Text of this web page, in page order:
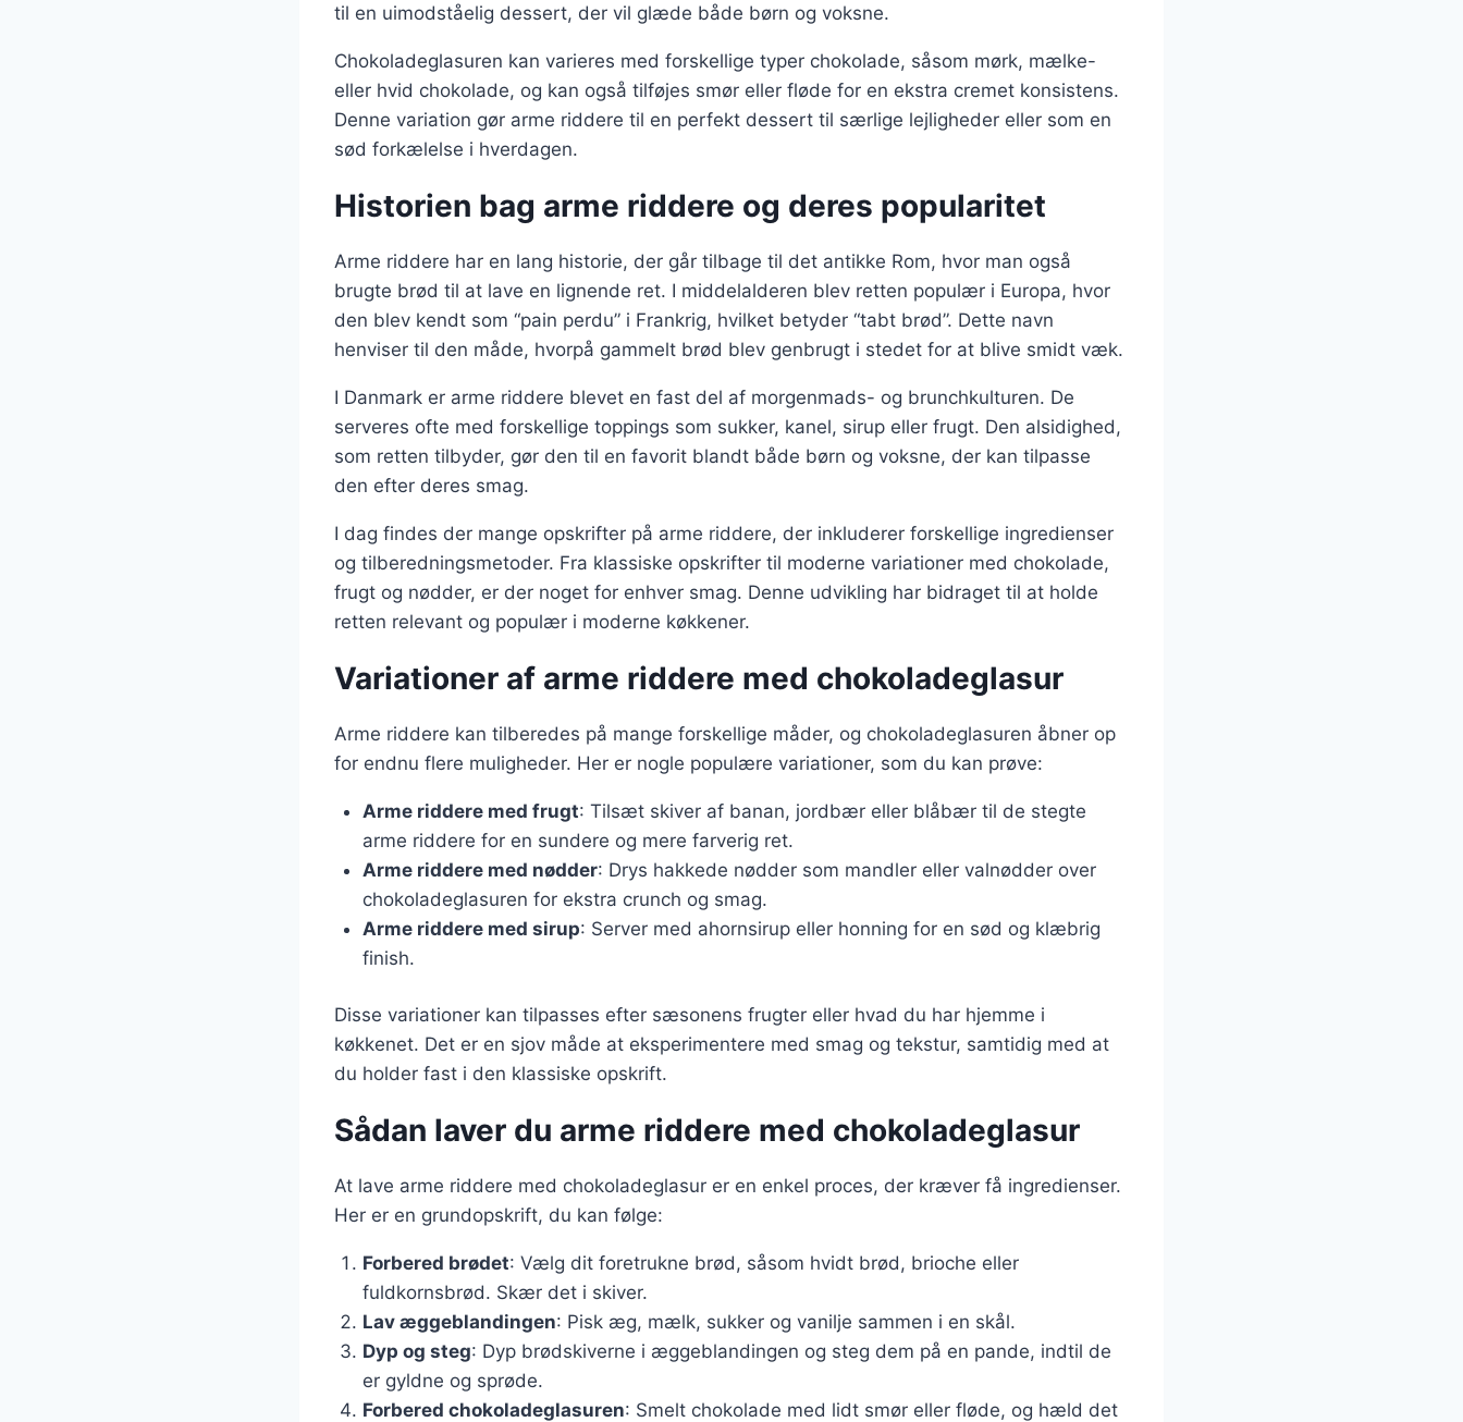
til en uimodståelig dessert, der vil glæde både børn og voksne.
Chokoladeglasuren kan varieres med forskellige typer chokolade, såsom mørk, mælke-
eller hvid chokolade, og kan også tilføjes smør eller fløde for en ekstra cremet konsistens.
Denne variation gør arme riddere til en perfekt dessert til særlige lejligheder eller som en
sød forkælelse i hverdagen.
Historien bag arme riddere og deres popularitet
Arme riddere har en lang historie, der går tilbage til det antikke Rom, hvor man også
brugte brød til at lave en lignende ret. I middelalderen blev retten populær i Europa, hvor
den blev kendt som “pain perdu” i Frankrig, hvilket betyder “tabt brød”. Dette navn
henviser til den måde, hvorpå gammelt brød blev genbrugt i stedet for at blive smidt væk.
I Danmark er arme riddere blevet en fast del af morgenmads- og brunchkulturen. De
serveres ofte med forskellige toppings som sukker, kanel, sirup eller frugt. Den alsidighed,
som retten tilbyder, gør den til en favorit blandt både børn og voksne, der kan tilpasse
den efter deres smag.
I dag findes der mange opskrifter på arme riddere, der inkluderer forskellige ingredienser
og tilberedningsmetoder. Fra klassiske opskrifter til moderne variationer med chokolade,
frugt og nødder, er der noget for enhver smag. Denne udvikling har bidraget til at holde
retten relevant og populær i moderne køkkener.
Variationer af arme riddere med chokoladeglasur
Arme riddere kan tilberedes på mange forskellige måder, og chokoladeglasuren åbner op
for endnu flere muligheder. Her er nogle populære variationer, som du kan prøve:
Arme riddere med frugt: Tilsæt skiver af banan, jordbær eller blåbær til de stegte
arme riddere for en sundere og mere farverig ret.
Arme riddere med nødder: Drys hakkede nødder som mandler eller valnødder over
chokoladeglasuren for ekstra crunch og smag.
Arme riddere med sirup: Server med ahornsirup eller honning for en sød og klæbrig
finish.
Disse variationer kan tilpasses efter sæsonens frugter eller hvad du har hjemme i
køkkenet. Det er en sjov måde at eksperimentere med smag og tekstur, samtidig med at
du holder fast i den klassiske opskrift.
Sådan laver du arme riddere med chokoladeglasur
At lave arme riddere med chokoladeglasur er en enkel proces, der kræver få ingredienser.
Her er en grundopskrift, du kan følge:
Forbered brødet: Vælg dit foretrukne brød, såsom hvidt brød, brioche eller
fuldkornsbrød. Skær det i skiver.
Lav æggeblandingen: Pisk æg, mælk, sukker og vanilje sammen i en skål.
Dyp og steg: Dyp brødskiverne i æggeblandingen og steg dem på en pande, indtil de
er gyldne og sprøde.
Forbered chokoladeglasuren: Smelt chokolade med lidt smør eller fløde, og hæld det